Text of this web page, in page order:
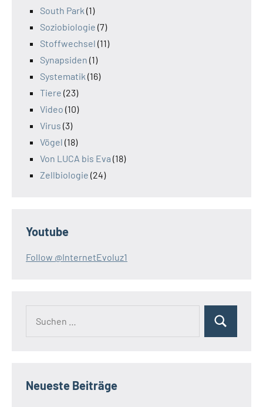
South Park (1)
Soziobiologie (7)
Stoffwechsel (11)
Synapsiden (1)
Systematik (16)
Tiere (23)
Video (10)
Virus (3)
Vögel (18)
Von LUCA bis Eva (18)
Zellbiologie (24)
Youtube
Follow @InternetEvoluz1
Suchen
Neueste Beiträge